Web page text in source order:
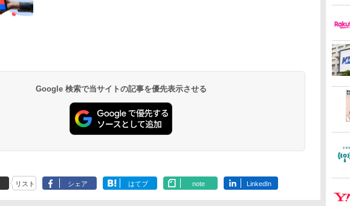
Google 検索で当サイトの記事を優先表示させる
リスト シェア はてブ note LinkedIn